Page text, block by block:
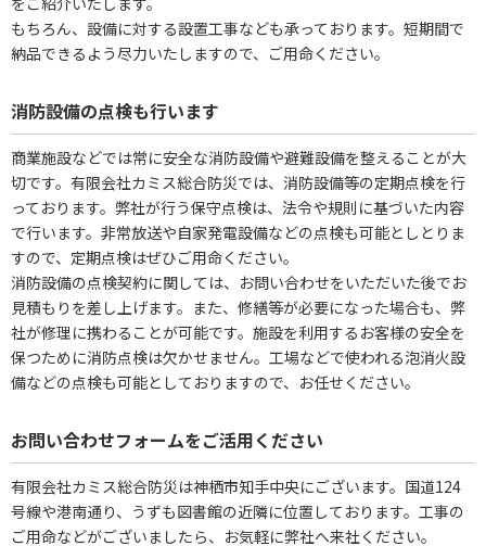
もちろん、設備に対する設置工事なども承っております。短期間で
納品できるよう尽力いたしますので、ご用命ください。
消防設備の点検も行います
商業施設などでは常に安全な消防設備や避難設備を整えることが大
切です。有限会社カミス総合防災では、消防設備等の定期点検を行
っております。弊社が行う保守点検は、法令や規則に基づいた内容
で行います。非常放送や自家発電設備などの点検も可能としとりま
すので、定期点検はぜひご用命ください。
消防設備の点検契約に関しては、お問い合わせをいただいた後でお
見積もりを差し上げます。また、修繕等が必要になった場合も、弊
社が修理に携わることが可能です。施設を利用するお客様の安全を
保つために消防点検は欠かせません。工場などで使われる泡消火設
備などの点検も可能としておりますので、お任せください。
お問い合わせフォームをご活用ください
有限会社カミス総合防災は神栖市知手中央にございます。国道124
号線や港南通り、うずも図書館の近隣に位置しております。工事の
ご用命などがございましたら、お気軽に弊社へ来社ください。